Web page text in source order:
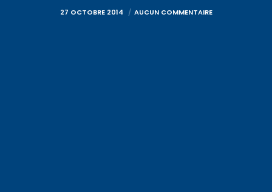
27 OCTOBRE 2014 AUCUN COMMENTAIRE